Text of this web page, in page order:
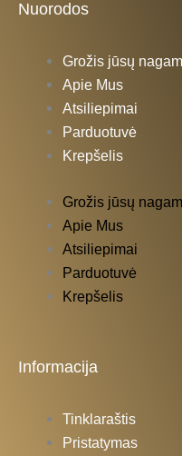
k
-
a
m
Nuorodos
Grožis jūsų
Apie Mus
Atsiliepimai
Parduotuvė
Krepšelis
Grožis jūsų
Apie Mus
Atsiliepimai
Parduotuvė
Krepšelis
Informacija
Tinklaraštis
Pristatymas